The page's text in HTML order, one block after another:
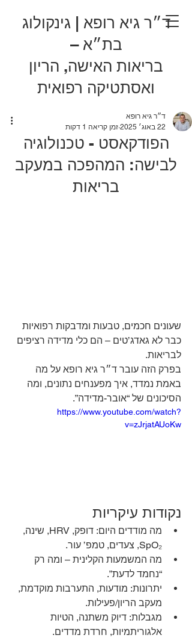
ד״ר גיא רופא | גינקולוג
בת״א –
בריאות האישה, הריון
ואסתטיקה רפואית
הפודקאסט - טכנולוגיה
לבישה: המהפכה במעקב
בריאות
ד״ר גיא רופא
22 באוג׳ 2025
זמן קריאה 1 דקות
שעונים חכמים, טבעות ומדבקות רפואיות
כבר לא גאדג’טים – הם כלי מדידה רציפים
לבריאות.
בפרק הזה עובר ד״ר גיא רופא על מה
באמת נמדד, איך מפענחים נתונים, ומה
הסיכונים של “אובר-מדידה”.
https://www.youtube.com/watch?
v=zJrjatAUoKw
נקודות עיקריות
מה מודדים היום: דופק, HRV, שינה,
SpO₂, צעדים, טמפ’ עור.
מה המשמעות הקלינית – ומה רק
“נחמד לדעת”.
יתרונות: מודעות, התערבות מוקדמת,
מעקב הריון/פעילות.
מגבלות: דיוק משתנה, הטיות
אלגוריתמיות, חרדת מדדים.